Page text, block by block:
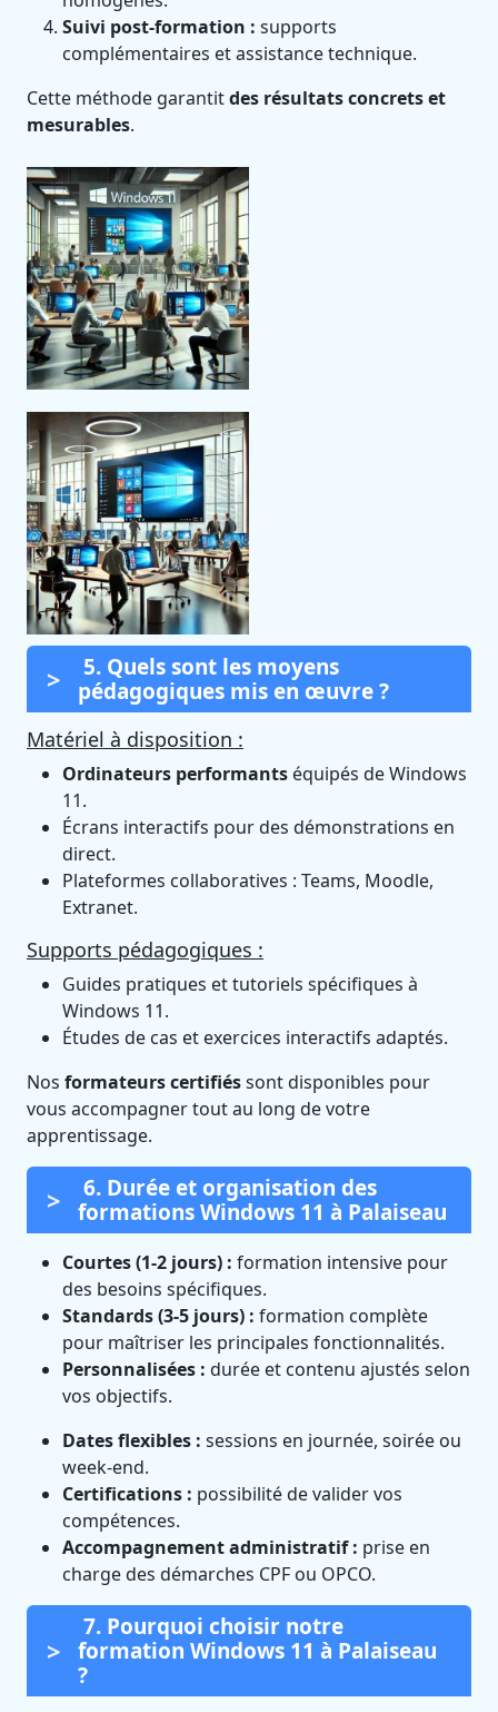
Suivi post-formation : supports
complémentaires et assistance technique.
Cette méthode garantitdes résultats concrets et
mesurables.
5. Quels sont les moyens
pédagogiques mis en œuvre ?
Matériel à disposition :
Ordinateurs performants équipés de Windows
11.
Écrans interactifs pour des démonstrations en
direct.
Plateformes collaboratives : Teams, Moodle,
Extranet.
Supports pédagogiques :
Guides pratiques et tutoriels spécifiques à
Windows 11.
Études de cas et exercices interactifs adaptés.
Nos formateurs certifiéssont disponibles pour
vous accompagner tout au long de votre
apprentissage.
6. Durée et organisation des
formations Windows 11 à Palaiseau
Courtes (1-2 jours) : formation intensive pour
des besoins spécifiques.
Standards (3-5 jours) : formation complète
pour maîtriser les principales fonctionnalités.
Personnalisées : durée et contenu ajustés selon
vos objectifs.
Dates flexibles : sessions en journée, soirée ou
week-end.
Certifications : possibilité de valider vos
compétences.
Accompagnement administratif : prise en
charge des démarches CPF ou OPCO.
7. Pourquoi choisir notre
formation Windows 11 à Palaiseau
?